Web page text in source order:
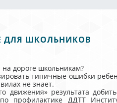
ДЛЯ ШКОЛЬНИКОВ
дороге школьникам?
типичные ошибки
не знает.
движения» результата
профилактике ДДТТ